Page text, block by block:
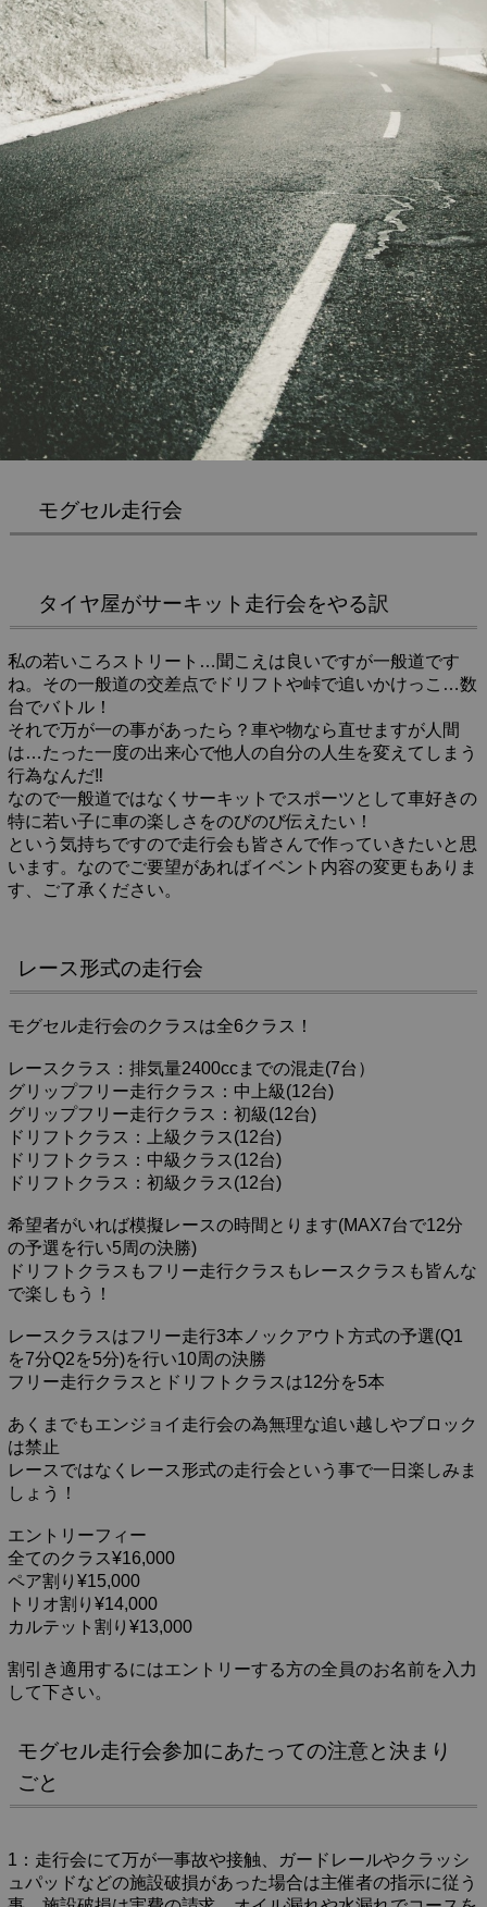
モグセル走行会
タイヤ屋がサーキット走行会をやる訳
私の若いころストリート…聞こえは良いですが一般道です
ね。その一般道の交差点でドリフトや峠で追いかけっこ…数
台でバトル！
それで万が一の事があったら？車や物なら直せますが人間
は…たった一度の出来心で他人の自分の人生を変えてしまう
行為なんだ‼︎
なので一般道ではなくサーキットでスポーツとして車好きの
特に若い子に車の楽しさをのびのび伝えたい！
という気持ちですので走行会も皆さんで作っていきたいと思
います。なのでご要望があればイベント内容の変更もありま
す、ご了承ください。
レース形式の走行会
モグセル走行会のクラスは全6クラス！
レースクラス：排気量2400ccまでの混走(7台）
グリップフリー走行クラス：中上級(12台)
グリップフリー走行クラス：初級(12台)
ドリフトクラス：上級クラス(12台)
ドリフトクラス：中級クラス(12台)
ドリフトクラス：初級クラス(12台)
希望者がいれば模擬レースの時間とります(MAX7台で12分
の予選を行い5周の決勝)
ドリフトクラスもフリー走行クラスもレースクラスも皆んな
で楽しもう！
レースクラスはフリー走行3本ノックアウト方式の予選(Q1
を7分Q2を5分)を行い10周の決勝
フリー走行クラスとドリフトクラスは12分を5本
あくまでもエンジョイ走行会の為無理な追い越しやブロック
は禁止
レースではなくレース形式の走行会という事で一日楽しみま
しょう！
エントリーフィー
全てのクラス¥16,000
ペア割り¥15,000
トリオ割り¥14,000
カルテット割り¥13,000
割引き適用するにはエントリーする方の全員のお名前を入力
して下さい。
モグセル走行会参加にあたっての注意と決まり
ごと
1：走行会にて万が一事故や接触、ガードレールやクラッシ
ュパッドなどの施設破損があった場合は主催者の指示に従う